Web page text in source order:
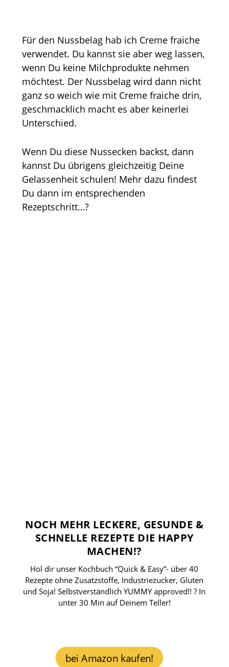
Für den Nussbelag hab ich Creme fraiche
verwendet. Du kannst sie aber weg lassen,
wenn Du keine Milchprodukte nehmen
möchtest. Der Nussbelag wird dann nicht
ganz so weich wie mit Creme fraiche drin,
geschmacklich macht es aber keinerlei
Unterschied.
Wenn Du diese Nussecken backst, dann
kannst Du übrigens gleichzeitig Deine
Gelassenheit schulen! Mehr dazu findest
Du dann im entsprechenden
Rezeptschritt…?
NOCH MEHR LECKERE, GESUNDE &
SCHNELLE REZEPTE DIE HAPPY
MACHEN!?
Hol dir unser Kochbuch “Quick & Easy”- über 40
Rezepte ohne Zusatzstoffe, Industriezucker, Gluten
und Soja! Selbstverständlich YUMMY approved!! ? In
unter 30 Min auf Deinem Teller!
bei Amazon kaufen!